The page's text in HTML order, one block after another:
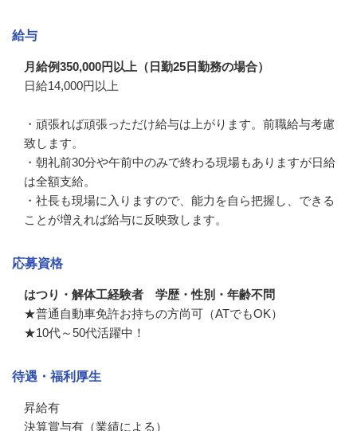
給与
月給例350,000円以上（日勤25日勤務の場合）
日給14,000円以上
・頑張れば頑張っただけ給与は上がります。前職給与考慮
致します。
・朝礼前30分や午前中のみで終わる現場もありますが日給
は全額支給。
・社長も現場に入りますので、能力を自ら把握し、できる
ことが増えれば給与に反映致します。
応募資格
はつり・解体工経験者 学歴・性別・年齢不問
★普通自動車免許お持ちの方尚可（ATでもOK）
★10代～50代活躍中！
待遇・福利厚生
昇給有
決算賞与有（業績による）